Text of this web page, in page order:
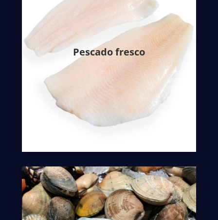
Pescado fresco
Tanto la calidad como la variedad de
productos es un objetivo claro en esta
empresa.
El pescado fresco se mantiene en las
condiciones óptimas necesarias y se elabora
de manera cuidada para no dañar el producto.